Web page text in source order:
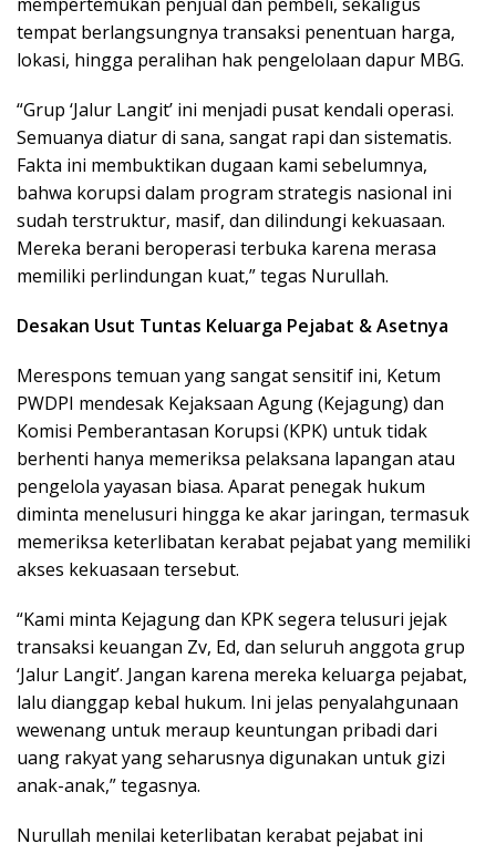
tempat berlangsungnya transaksi penentuan harga,
lokasi, hingga peralihan hak pengelolaan dapur MBG.
“Grup ‘Jalur Langit’ ini menjadi pusat kendali operasi.
Semuanya diatur di sana, sangat rapi dan sistematis.
Fakta ini membuktikan dugaan kami sebelumnya,
bahwa korupsi dalam program strategis nasional ini
sudah terstruktur, masif, dan dilindungi kekuasaan.
Mereka berani beroperasi terbuka karena merasa
memiliki perlindungan kuat,” tegas Nurullah.
Desakan Usut Tuntas Keluarga Pejabat & Asetnya
Merespons temuan yang sangat sensitif ini, Ketum
PWDPI mendesak Kejaksaan Agung (Kejagung) dan
Komisi Pemberantasan Korupsi (KPK) untuk tidak
berhenti hanya memeriksa pelaksana lapangan atau
pengelola yayasan biasa. Aparat penegak hukum
diminta menelusuri hingga ke akar jaringan, termasuk
memeriksa keterlibatan kerabat pejabat yang memiliki
akses kekuasaan tersebut.
“Kami minta Kejagung dan KPK segera telusuri jejak
transaksi keuangan Zv, Ed, dan seluruh anggota grup
‘Jalur Langit’. Jangan karena mereka keluarga pejabat,
lalu dianggap kebal hukum. Ini jelas penyalahgunaan
wewenang untuk meraup keuntungan pribadi dari
uang rakyat yang seharusnya digunakan untuk gizi
anak-anak,” tegasnya.
Nurullah menilai keterlibatan kerabat pejabat ini